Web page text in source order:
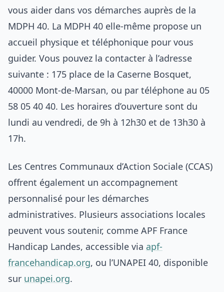
vous aider dans vos démarches auprès de la
MDPH 40. La MDPH 40 elle-même propose un
accueil physique et téléphonique pour vous
guider. Vous pouvez la contacter à l’adresse
suivante : 175 place de la Caserne Bosquet,
40000 Mont-de-Marsan, ou par téléphone au 05
58 05 40 40. Les horaires d’ouverture sont du
lundi au vendredi, de 9h à 12h30 et de 13h30 à
17h.
Les Centres Communaux d’Action Sociale (CCAS)
offrent également un accompagnement
personnalisé pour les démarches
administratives. Plusieurs associations locales
peuvent vous soutenir, comme APF France
Handicap Landes, accessible via apf-
francehandicap.org, ou l’UNAPEI 40, disponible
sur unapei.org.